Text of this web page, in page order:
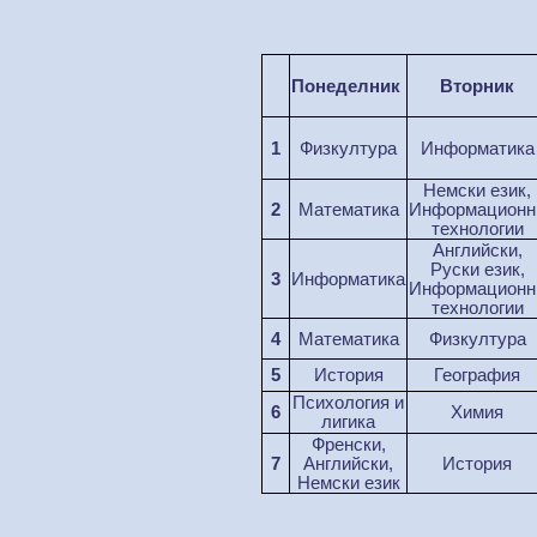
Понеделник Вторник
1 Физкултура Информатика
2 Математика
Немски език,
технологии
3 Информатика
Aнглийски,
Руски език,
технологии
4
Математика Физкултура
5
История
География
6
Психология и
лигика
Химия
7
Френски,
Английски,
Немски език
История